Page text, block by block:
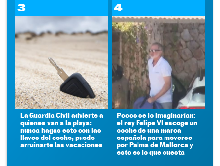
3
La Guardia Civil advierte a
quienes van a la playa:
nunca hagas esto con las
llaves del coche, puede
arruinarte las vacaciones
4
Pocos se lo imaginarían:
el rey Felipe VI escoge un
coche de una marca
española para moverse
por Palma de Mallorca y
esto es lo que cuesta